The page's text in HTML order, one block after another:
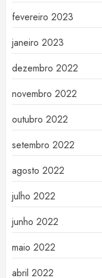
fevereiro 2023
janeiro 2023
dezembro 2022
novembro 2022
outubro 2022
setembro 2022
agosto 2022
julho 2022
junho 2022
maio 2022
abril 2022